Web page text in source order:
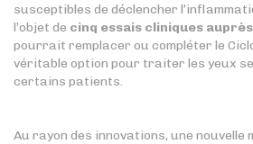
susceptibles de déclencher
l’objet de cinq essais cliniques
pourrait remplacer ou compléter le
véritable option pour traiter les yeux
certains patients.
Au rayon des innovations, une nouvelle